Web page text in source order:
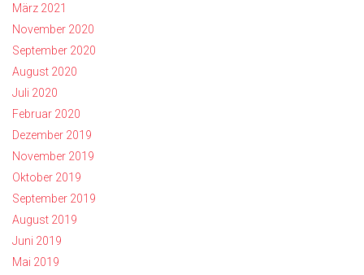
März 2021
November 2020
September 2020
August 2020
Juli 2020
Februar 2020
Dezember 2019
November 2019
Oktober 2019
September 2019
August 2019
Juni 2019
Mai 2019